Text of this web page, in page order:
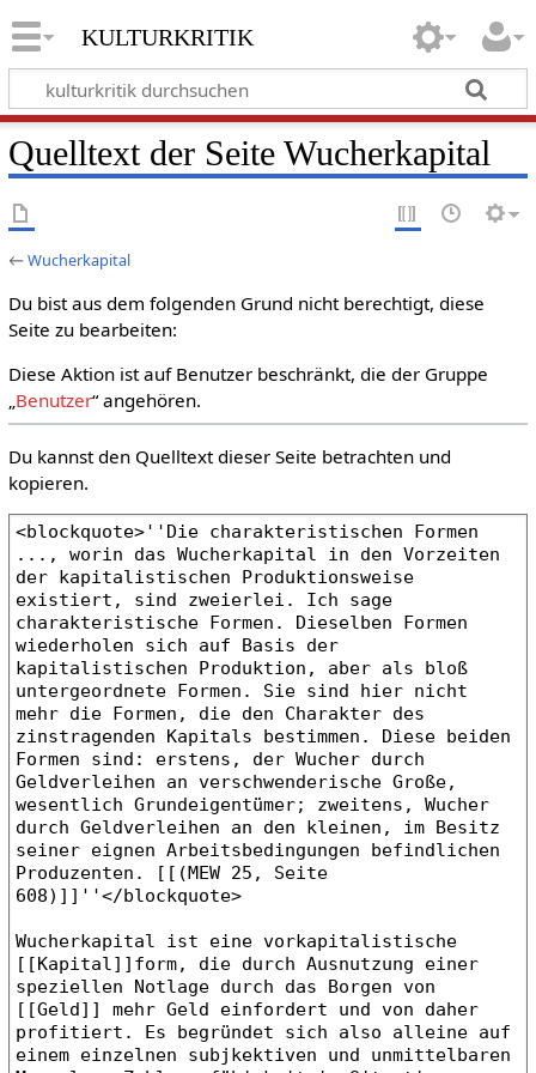
kulturkritik
Quelltext der Seite Wucherkapital
←Wucherkapital
Du bist aus dem folgenden Grund nicht berechtigt, diese
Seite zu bearbeiten:
Diese Aktion ist auf Benutzer beschränkt, die der Gruppe
„Benutzer“ angehören.
Du kannst den Quelltext dieser Seite betrachten und
kopieren.